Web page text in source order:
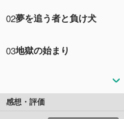
02夢を追う者と負け犬
03地獄の始まり
感想・評価